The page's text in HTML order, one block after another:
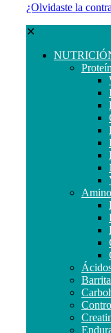
¿Olvidaste la
✕